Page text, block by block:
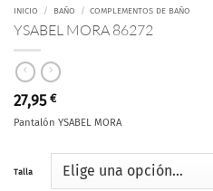
INICIO / BAÑO / COMPLEMENTOS DE BAÑO
YSABEL MORA 86272
27,95 €
Pantalón YSABEL MORA
Talla